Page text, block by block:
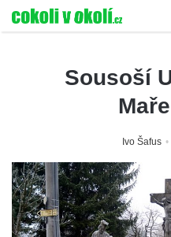
Sousoší
Ivo Šafus